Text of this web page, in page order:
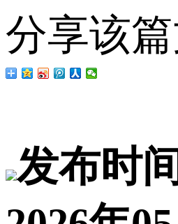
分享该篇
发布时